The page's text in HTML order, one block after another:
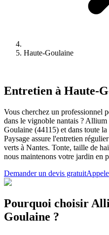
Haute-Goulaine
Entretien à Haute-
Vous cherchez un professionnel
dans le vignoble nantais ?
Goulaine (44115) et dans toute
Paysage assure l'entretien
verts à Nantes. Tonte, taille de
nous maintenons votre jardin en
Demander un devis gratuit
Pourquoi choisir
Goulaine ?